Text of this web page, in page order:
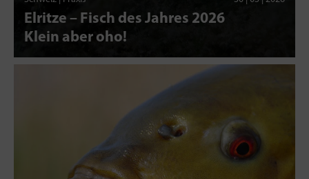
Elritze – Fisch des Jahres 2026
Klein aber oho!